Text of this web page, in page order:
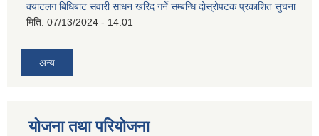
क्याटलग बिधिबाट सवारी साधन खरिद गर्ने सम्बन्धि दोस्रोपटक प्रकाशित सुचना
मिति: 07/13/2024 - 14:01
अन्य
योजना तथा परियोजना